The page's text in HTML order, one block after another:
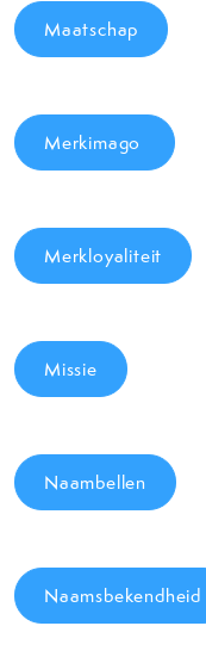
Maatschap
Merkimago
Merkloyaliteit
Missie
Naambellen
Naamsbekendheid